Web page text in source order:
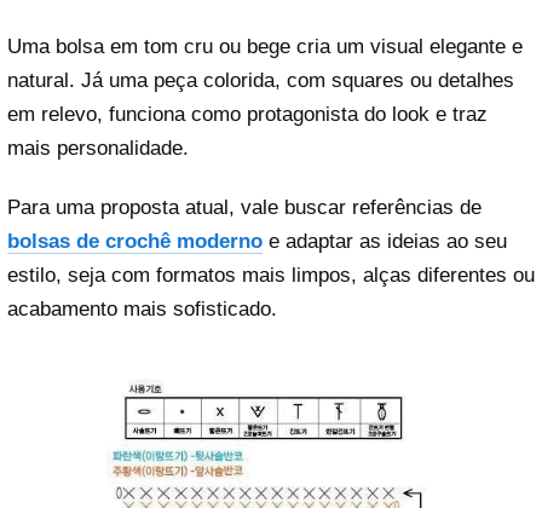
Uma bolsa em tom cru ou bege cria um visual elegante e
natural. Já uma peça colorida, com squares ou detalhes
em relevo, funciona como protagonista do look e traz
mais personalidade.
Para uma proposta atual, vale buscar referências de
bolsas de crochê moderno e adaptar as ideias ao seu
estilo, seja com formatos mais limpos, alças diferentes ou
acabamento mais sofisticado.